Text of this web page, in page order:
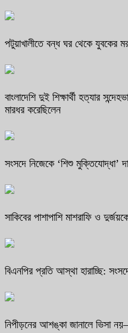
পটুয়াখালীতে বন্ধ ঘর থেকে যুবকের
বাংলাদেশি দুই শিক্ষার্থী হত্যার
মারধর করেছিলেন
সংসদে নিজেকে ‘শিশু মুক্তিযোদ্ধা’
সাকিবের পাশাপাশি মাশরাফি ও
বিএনপির প্রতি আস্থা হারাচ্ছি:
নিপীড়নের আশঙ্কা জানালে ভিসা